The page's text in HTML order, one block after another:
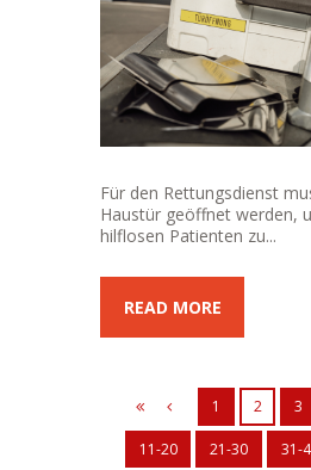
Für den Rettungsdienst
Haustür geöffnet werden,
hilflosen Patienten zu...
READ MORE
1 2 3
11-20 21-30 31-